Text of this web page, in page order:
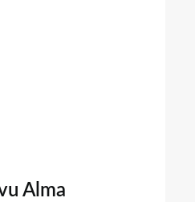
Alma